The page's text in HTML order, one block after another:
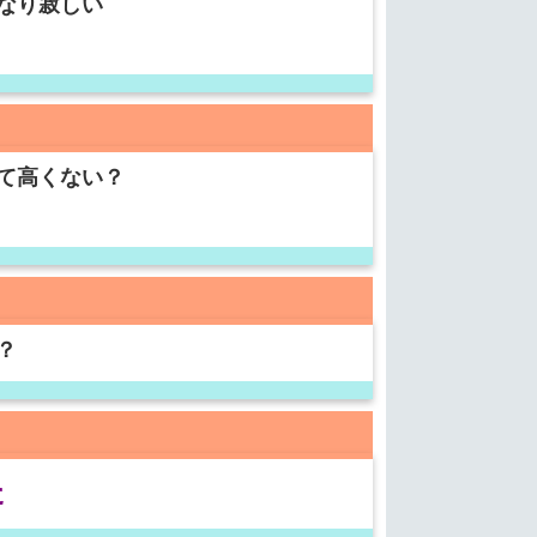
高くない？